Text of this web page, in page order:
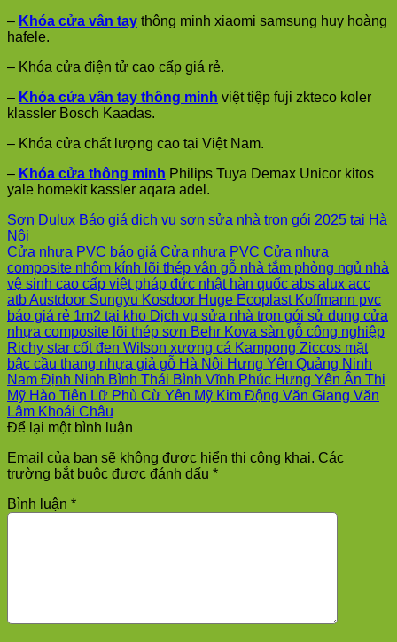
– Khóa cửa vân tay thông minh xiaomi samsung huy hoàng
hafele.
– Khóa cửa điện tử cao cấp giá rẻ.
– Khóa cửa vân tay thông minh việt tiệp fuji zkteco koler
klassler Bosch Kaadas.
– Khóa cửa chất lượng cao tại Việt Nam.
– Khóa cửa thông minh Philips Tuya Demax Unicor kitos
yale homekit kassler aqara adel.
Sơn Dulux Báo giá dịch vụ sơn sửa nhà trọn gói 2025 tại Hà
Nội
Cửa nhựa PVC báo giá Cửa nhựa PVC Cửa nhựa
composite nhôm kính lõi thép vân gỗ nhà tắm phòng ngủ nhà
vệ sinh cao cấp việt pháp đức nhật hàn quốc abs alux acc
atb Austdoor Sungyu Kosdoor Huge Ecoplast Koffmann pvc
báo giá rẻ 1m2 tại kho Dịch vụ sửa nhà trọn gói sử dụng cửa
nhựa composite lõi thép sơn Behr Kova sàn gỗ công nghiệp
Richy star cốt đen Wilson xương cá Kampong Ziccos mặt
bậc cầu thang nhựa giả gỗ Hà Nội Hưng Yên Quảng Ninh
Nam Định Ninh Bình Thái Bình Vĩnh Phúc Hưng Yên Ân Thi
Mỹ Hào Tiên Lữ Phù Cừ Yên Mỹ Kim Động Văn Giang Văn
Lâm Khoái Châu
Để lại một bình luận
Email của bạn sẽ không được hiển thị công khai. Các
trường bắt buộc được đánh dấu *
Bình luận *